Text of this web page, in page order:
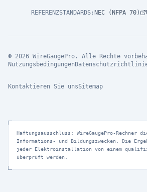
REFERENZSTANDARDS: NEC (NFPA 70)
© 2026 WireGaugePro. Alle Rechte
Nutzungsbedingungen
Kontaktieren Sie unsSitemap
Haftungsausschluss: WireGaugePro-Rechner
Informations- und Bildungszwecken. Die
jeder Elektroinstallation von einem
überprüft werden.